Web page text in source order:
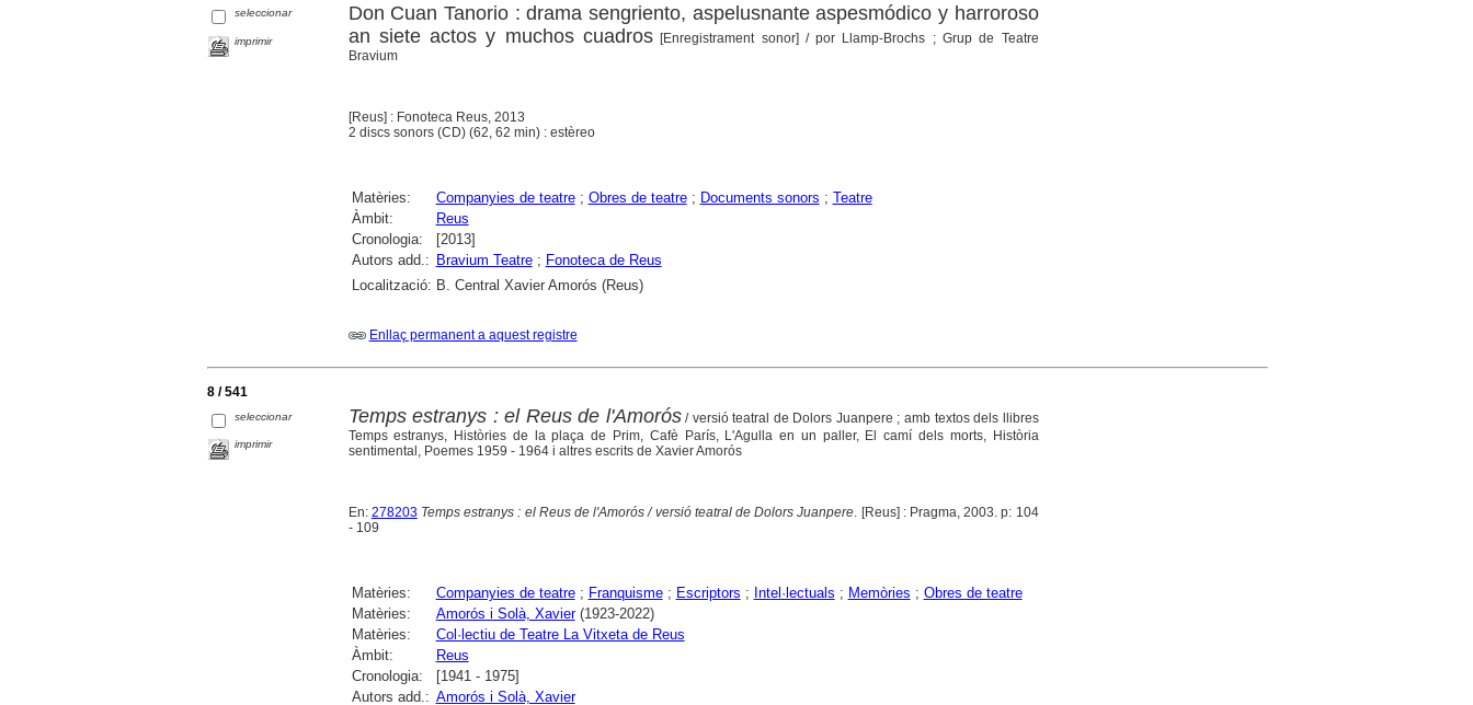
seleccionar
imprimir
Don Cuan Tanorio : drama sengriento, aspelusnante aspesmódico y harroroso
an siete actos y muchos cuadros [Enregistrament sonor] / por Llamp-Brochs ; Grup de Teatre
Bravium
[Reus] : Fonoteca Reus, 2013
2 discs sonors (CD) (62, 62 min) : estèreo
Matèries: Companyies de teatre; Obres de teatre; Documents sonors ; Teatre
Àmbit:
Reus
Cronologia:
[2013]
Autors add.: Bravium Teatre; Fonoteca de Reus
Localització: B. Central Xavier Amorós (Reus)
Enllaç permanent a aquest registre
8 / 541
seleccionar
imprimir
Temps estranys : el Reus de l'Amorós/ versió teatral de Dolors Juanpere ; amb textos dels llibres
Temps estranys, Històries de la plaça de Prim, Cafè París, L'Agulla en un paller, El camí dels morts, Història
sentimental, Poemes 1959 - 1964 i altres escrits de Xavier Amorós
En: 278203 Temps estranys : el Reus de l'Amorós / versió teatral de Dolors Juanpere . [Reus] : Pragma, 2003. p: 104
- 109
Matèries: Companyies de teatre; Franquisme; Escriptors ; Intel·lectuals ; Memòries ; Obres de teatre
Matèries:
Amorós i Solà, Xavier(1923-2022)
Matèries:
Col·lectiu de Teatre La Vitxeta de Reus
Àmbit:
Reus
Cronologia:
[1941 - 1975]
Autors add.: Amorós i Solà, Xavier